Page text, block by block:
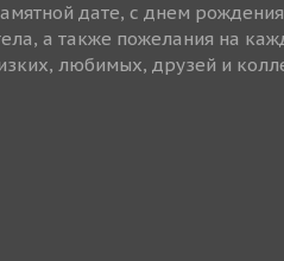
дате, с днем
а также пожелания на
любимых, друзей и